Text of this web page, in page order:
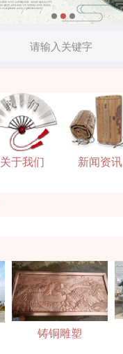
关于我们 新闻资讯
铸铜雕塑